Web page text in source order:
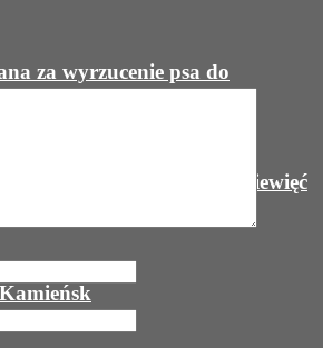
za wyrzucenie psa do
miejski autobus. Dziewięć